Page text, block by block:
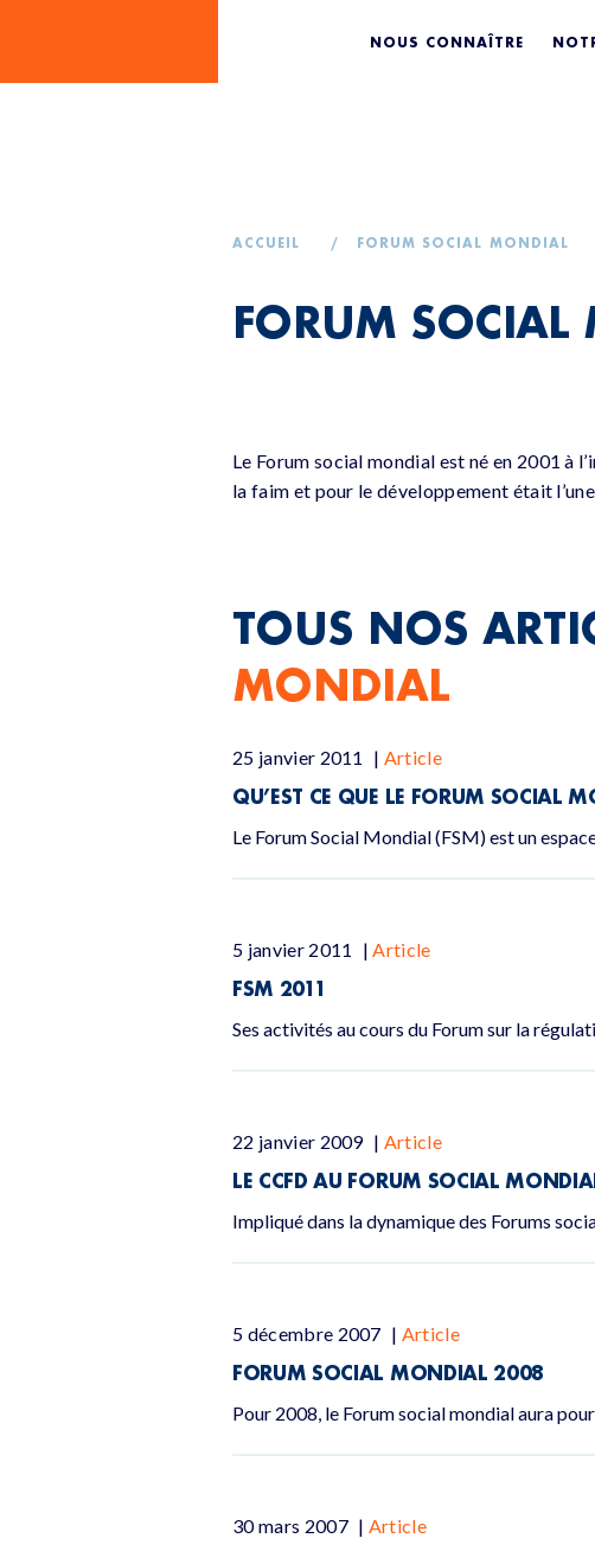
NOUS CONNAÎTRE
FORUM
ACCUEIL / FORUM SOCIAL MONDIAL
FORUM
Le Forum social mondial est né en 2001 à
la faim et pour le développement était
TOUS NOS
MONDIAL
25 janvier 2011 | Article
QU’EST CE QUE LE FORUM SOCIAL
Le Forum Social Mondial (FSM) est un
5 janvier 2011 | Article
FSM 2011
Ses activités au cours du Forum sur la
22 janvier 2009 | Article
LE CCFD AU FORUM SOCIAL
Impliqué dans la dynamique des Forums
5 décembre 2007 | Article
FORUM SOCIAL MONDIAL 2008
Pour 2008, le Forum social mondial aura
30 mars 2007 | Article